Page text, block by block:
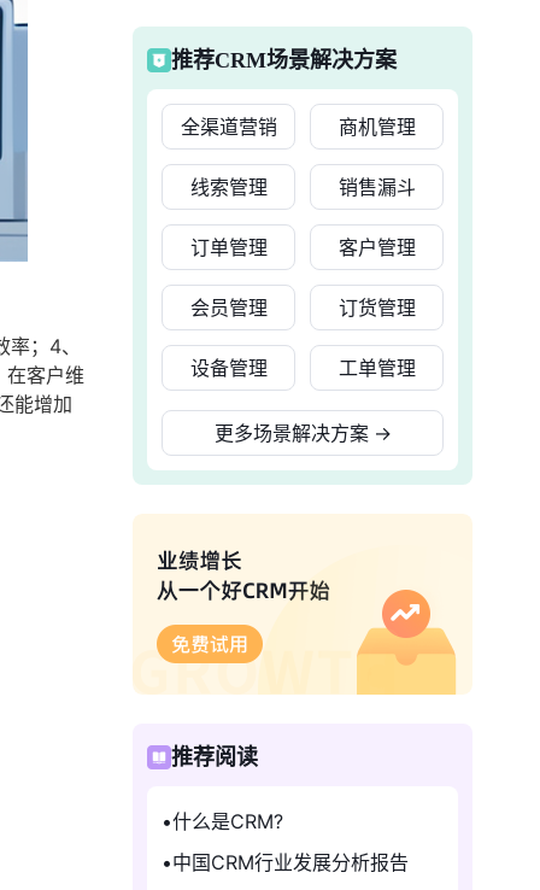
；4、
在客户维
能增加
推荐CRM场景解决方案
全渠道营销 商机管理
线索管理 销售漏斗
订单管理 客户管理
会员管理 订货管理
设备管理 工单管理
更多场景解决方案 →
推荐阅读
什么是CRM?
中国CRM行业发展分析报告